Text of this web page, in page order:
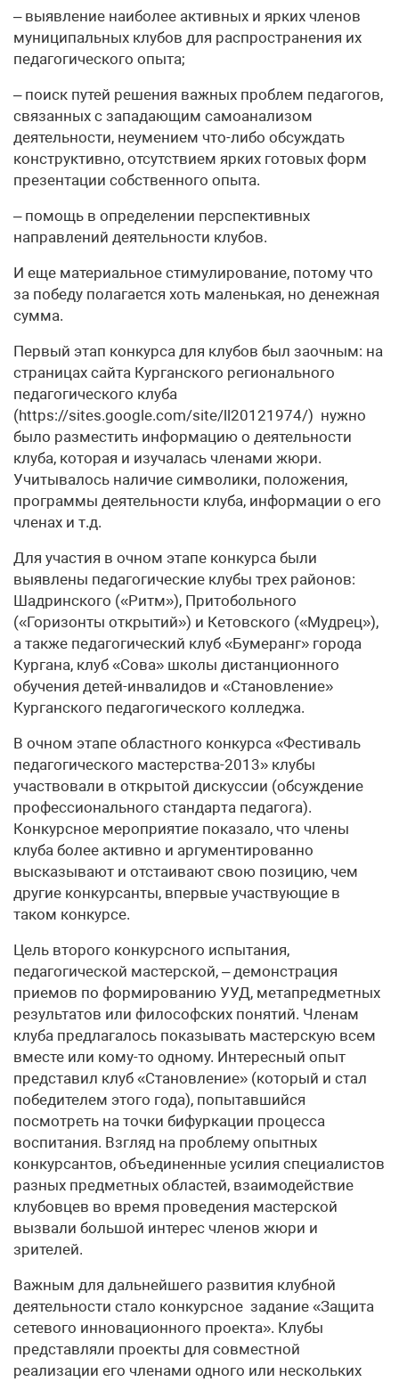
– выявление наиболее активных и ярких членов
муниципальных клубов для распространения их
педагогического опыта;
– поиск путей решения важных проблем педагогов,
связанных с западающим самоанализом
деятельности, неумением что-либо обсуждать
конструктивно, отсутствием ярких готовых форм
презентации собственного опыта.
– помощь в определении перспективных
направлений деятельности клубов.
И еще материальное стимулирование, потому что
за победу полагается хоть маленькая, но денежная
сумма.
Первый этап конкурса для клубов был заочным: на
страницах сайта Курганского регионального
педагогического клуба
(https://sites.google.com/site/ll20121974/) нужно
было разместить информацию о деятельности
клуба, которая и изучалась членами жюри.
Учитывалось наличие символики, положения,
программы деятельности клуба, информации о его
членах и т.д.
Для участия в очном этапе конкурса были
выявлены педагогические клубы трех районов:
Шадринского («Ритм»), Притобольного
(«Горизонты открытий») и Кетовского («Мудрец»),
а также педагогический клуб «Бумеранг» города
Кургана, клуб «Сова» школы дистанционного
обучения детей-инвалидов и «Становление»
Курганского педагогического колледжа.
В очном этапе областного конкурса «Фестиваль
педагогического мастерства-2013» клубы
участвовали в открытой дискуссии (обсуждение
профессионального стандарта педагога).
Конкурсное мероприятие показало, что члены
клуба более активно и аргументированно
высказывают и отстаивают свою позицию, чем
другие конкурсанты, впервые участвующие в
таком конкурсе.
Цель второго конкурсного испытания,
педагогической мастерской, – демонстрация
приемов по формированию УУД, метапредметных
результатов или философских понятий. Членам
клуба предлагалось показывать мастерскую всем
вместе или кому-то одному. Интересный опыт
представил клуб «Становление» (который и стал
победителем этого года), попытавшийся
посмотреть на точки бифуркации процесса
воспитания. Взгляд на проблему опытных
конкурсантов, объединенные усилия специалистов
разных предметных областей, взаимодействие
клубовцев во время проведения мастерской
вызвали большой интерес членов жюри и
зрителей.
Важным для дальнейшего развития клубной
деятельности стало конкурсное задание «Защита
сетевого инновационного проекта». Клубы
представляли проекты для совместной
реализации его членами одного или нескольких